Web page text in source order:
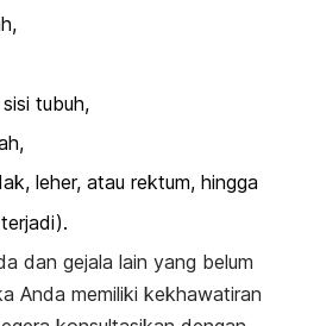
tubuh,
leher, atau rektum, hingga
dan gejala lain yang belum
Anda memiliki kekhawatiran